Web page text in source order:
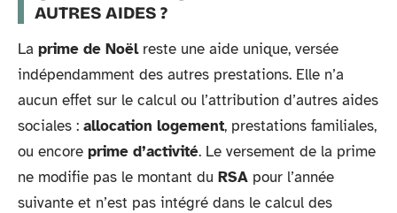
AUTRES AIDES ?
La prime de Noëlreste une aide unique, versée
indépendamment des autres prestations. Elle n’a
aucun effet sur le calcul ou l’attribution d’autres aides
sociales : allocation logement, prestations familiales,
ou encore prime d’activité. Le versement de la prime
ne modifie pas le montant du RSA pour l’année
suivante et n’est pas intégré dans le calcul des